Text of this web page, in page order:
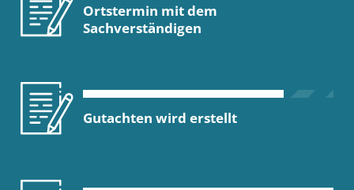
Ortstermin mit dem
Sachverständigen
Gutachten wird erstellt